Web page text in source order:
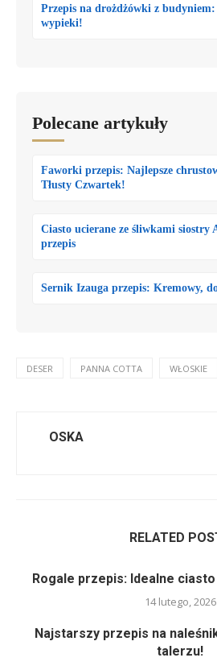
Przepis na drożdżówki z budyniem:
wypieki!
Polecane artykuły
Faworki przepis: Najlepsze
Tłusty Czwartek!
Ciasto ucierane ze śliwkami siostry
przepis
Sernik Izauga przepis: Kremowy,
DESER PANNA COTTA WŁOSKIE
OSKA
RELATED
Rogale przepis: Idealne
14 lutego, 2026
Najstarszy przepis na
talerzu!